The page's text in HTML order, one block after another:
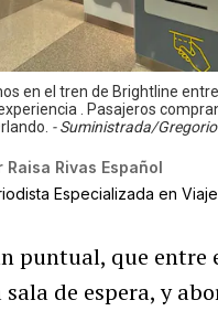
en el tren de Brightline
. Pasajeros
- Suministrada/
Raisa Rivas Español
Especializada en
puntual, que entre
de espera, y